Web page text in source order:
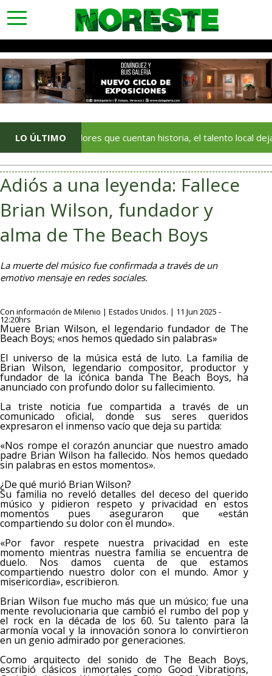
toggle
navigation
LO ÚLTIMO
Con colores que cuentan historia, el talento local deja huella en
Adiós a una leyenda: Fallece
Brian Wilson, fundador y
alma de The Beach Boys
La muerte del músico fue confirmada a través de un
emotivo mensaje en redes sociales.
Con información de Milenio | Estados Unidos. | 11 Jun 2025 -
12:20hrs
Muere Brian Wilson, el legendario fundador de The
Beach Boys; «nos hemos quedado sin palabras»
El universo de la música está de luto. La familia de
Brian Wilson, legendario compositor, productor y
fundador de la icónica banda The Beach Boys, ha
anunciado con profundo dolor su fallecimiento.
La triste noticia fue compartida a través de un
comunicado oficial, donde sus seres queridos
expresaron el inmenso vacío que deja su partida:
«Nos rompe el corazón anunciar que nuestro amado
padre Brian Wilson ha fallecido. Nos hemos quedado
sin palabras en estos momentos».
¿De qué murió Brian Wilson?
Su familia no reveló detalles del deceso del querido
músico y pidieron respeto y privacidad en estos
momentos pues aseguraron que «están
compartiendo su dolor con el mundo».
«Por favor respete nuestra privacidad en este
momento mientras nuestra familia se encuentra de
duelo. Nos damos cuenta de que estamos
compartiendo nuestro dolor con el mundo. Amor y
misericordia», escribieron.
Brian Wilson fue mucho más que un músico; fue una
mente revolucionaria que cambió el rumbo del pop y
el rock en la década de los 60. Su talento para la
armonía vocal y la innovación sonora lo convirtieron
en un genio admirado por generaciones.
Como arquitecto del sonido de The Beach Boys,
escribió clásicos inmortales como Good Vibrations,